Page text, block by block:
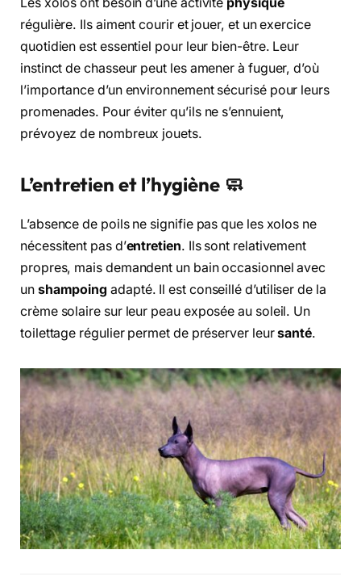
régulière. Ils aiment courir et jouer, et un exercice
quotidien est essentiel pour leur bien-être. Leur
instinct de chasseur peut les amener à fuguer, d’où
l’importance d’un environnement sécurisé pour leurs
promenades. Pour éviter qu’ils ne s’ennuient,
prévoyez de nombreux jouets.
L’entretien et l’hygiène 🧼
L’absence de poils ne signifie pas que les xolos ne
nécessitent pas d’entretien. Ils sont relativement
propres, mais demandent un bain occasionnel avec
un shampoing adapté. Il est conseillé d’utiliser de la
crème solaire sur leur peau exposée au soleil. Un
toilettage régulier permet de préserver leursanté.